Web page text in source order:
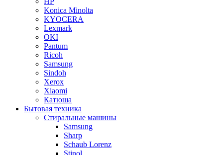
Konica Minolta
KYOCERA
Lexmark
OKI
Pantum
Ricoh
Samsung
Sindoh
Xerox
Xiaomi
Катюша
Бытовая техника
Стиральные машины
Samsung
Sharp
Schaub Lorenz